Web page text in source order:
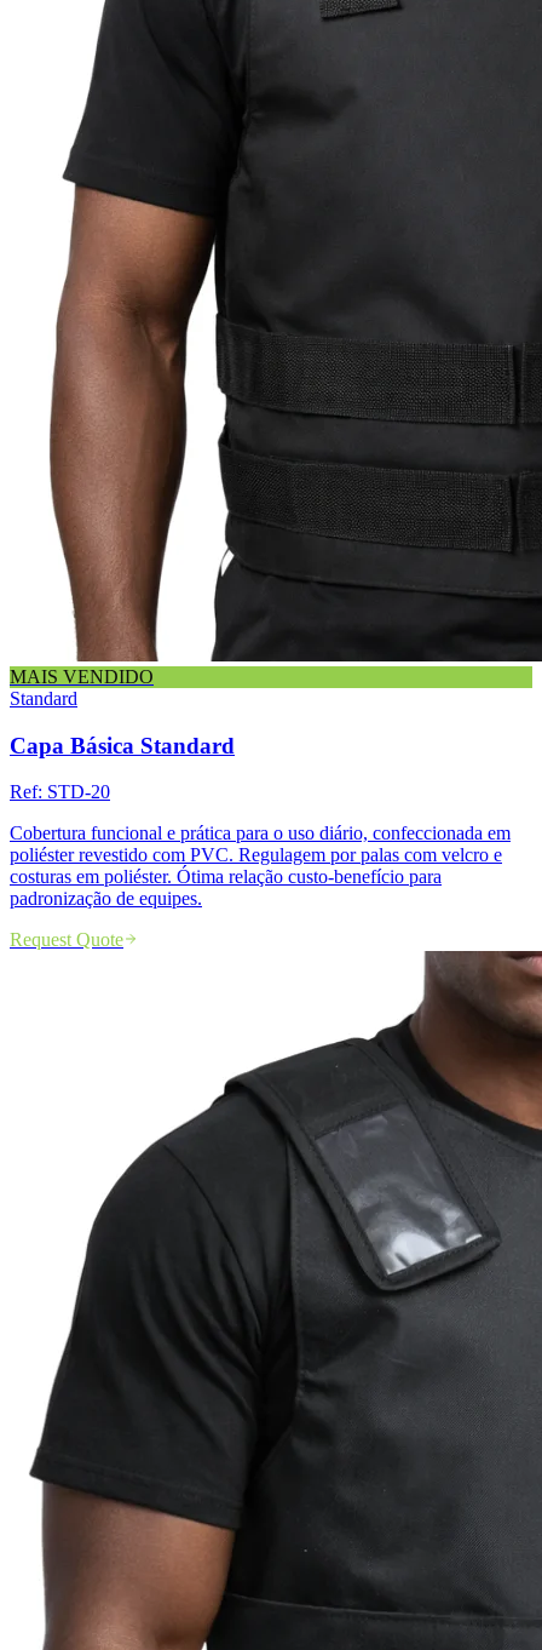
MAIS VENDIDO
Standard
Capa Básica Standard
Ref: STD-20
Cobertura funcional e prática para o uso diário, confeccionada em
poliéster revestido com PVC. Regulagem por palas com velcro e
costuras em poliéster. Ótima relação custo-benefício para
padronização de equipes.
Request Quote